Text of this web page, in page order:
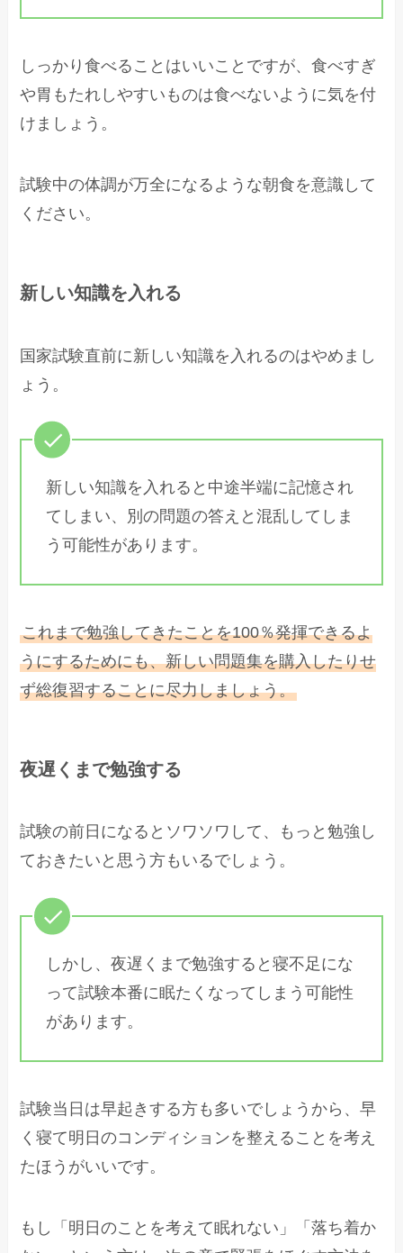
しっかり食べることはいいことですが、食べすぎ
や胃もたれしやすいものは食べないように気を付
けましょう。
試験中の体調が万全になるような朝食を意識して
ください。
新しい知識を入れる
国家試験直前に新しい知識を入れるのはやめまし
ょう。
新しい知識を入れると中途半端に記憶され
てしまい、別の問題の答えと混乱してしま
う可能性があります。
これまで勉強してきたことを100％発揮できるよ
うにするためにも、新しい問題集を購入したりせ
ず総復習することに尽力しましょう。
夜遅くまで勉強する
試験の前日になるとソワソワして、もっと勉強し
ておきたいと思う方もいるでしょう。
しかし、夜遅くまで勉強すると寝不足にな
って試験本番に眠たくなってしまう可能性
があります。
試験当日は早起きする方も多いでしょうから、早
く寝て明日のコンディションを整えることを考え
たほうがいいです。
もし「明日のことを考えて眠れない」「落ち着か